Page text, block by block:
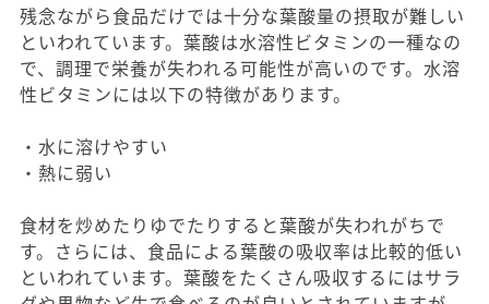
残念ながら食品だけでは十分な葉酸量の摂取が難しい
といわれています。葉酸は水溶性ビタミンの一種なの
で、調理で栄養が失われる可能性が高いのです。水溶
性ビタミンには以下の特徴があります。
・水に溶けやすい
・熱に弱い
食材を炒めたりゆでたりすると葉酸が失われがちで
す。さらには、食品による葉酸の吸収率は比較的低い
といわれています。葉酸をたくさん吸収するにはサラ